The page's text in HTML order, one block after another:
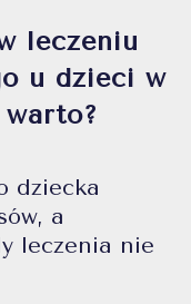
leczeniu
u dzieci w
dziecka
a
leczenia nie